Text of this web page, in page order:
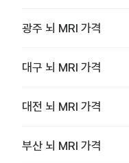
광주 뇌 MRI 가격
대구 뇌 MRI 가격
대전 뇌 MRI 가격
부산 뇌 MRI 가격